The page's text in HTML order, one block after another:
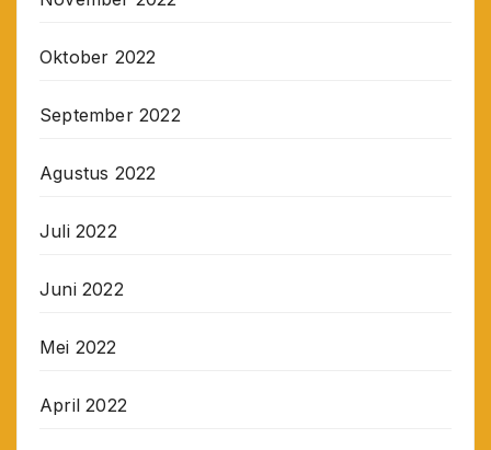
Oktober 2022
September 2022
Agustus 2022
Juli 2022
Juni 2022
Mei 2022
April 2022